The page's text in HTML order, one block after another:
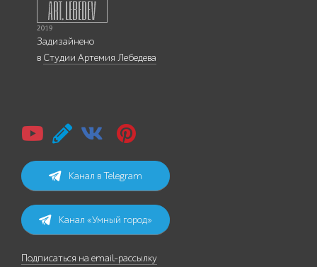
Задизайнено
в Студии Артемия Лебедева
Канал в Telegram
Канал «Умный город»
Подписаться на email-рассылку